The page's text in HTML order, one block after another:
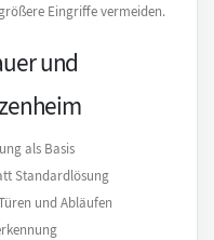
Eingriffe vermeiden.
und
als Basis
Standardlösung
und Abläufen